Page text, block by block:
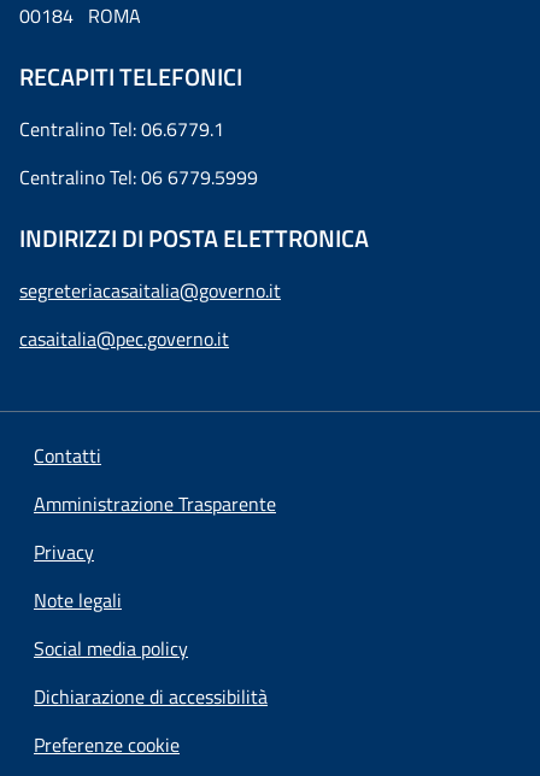
00184 ROMA
RECAPITI TELEFONICI
Centralino Tel: 06.6779.1
Centralino Tel: 06 6779.5999
INDIRIZZI DI POSTA ELETTRONICA
segreteriacasaitalia@governo.it
casaitalia@pec.governo.it
Contatti
Amministrazione Trasparente
Privacy
Note legali
Social media policy
Dichiarazione di accessibilità
Preferenze cookie